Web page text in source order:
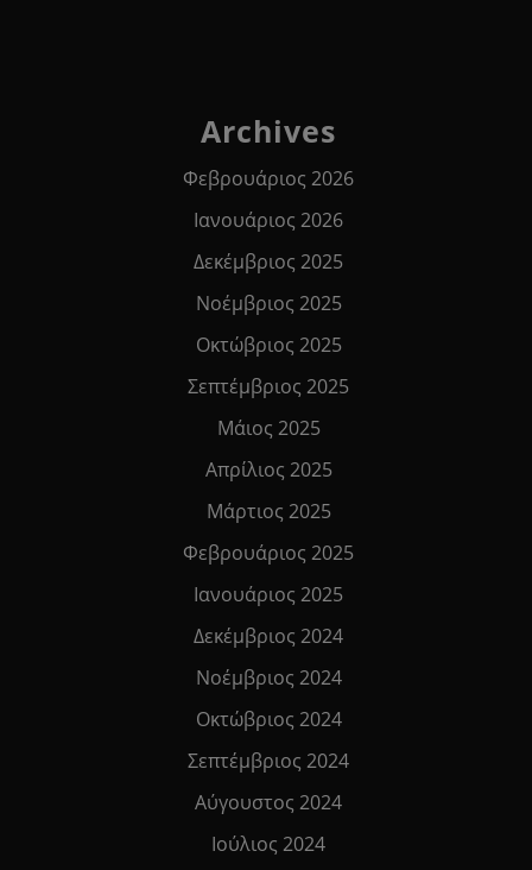
Archives
Φεβρουάριος 2026
Ιανουάριος 2026
Δεκέμβριος 2025
Νοέμβριος 2025
Οκτώβριος 2025
Σεπτέμβριος 2025
Μάιος 2025
Απρίλιος 2025
Μάρτιος 2025
Φεβρουάριος 2025
Ιανουάριος 2025
Δεκέμβριος 2024
Νοέμβριος 2024
Οκτώβριος 2024
Σεπτέμβριος 2024
Αύγουστος 2024
Ιούλιος 2024